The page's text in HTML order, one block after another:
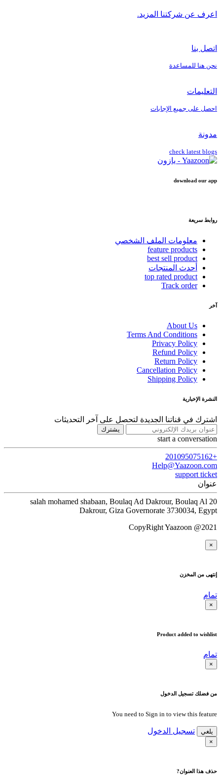
اعرف عن شركتنا المزيد.
اتصل بنا
نحن هنا للمساعدة
التعليمات
احصل على جميع الإجابات
مدونة
check latest blogs
download our app
روابط سريعة
معلومات الملف الشخصي
feature products
best sell product
أحدث المنتجات
top rated product
Track order
آخر
About Us
Terms And Conditions
Privacy Policy
Refund Policy
Return Policy
Cancellation Policy
Shipping Policy
النشرة الإخبارية
اشترك في قناتنا الجديدة لتحصل على آخر التحديثات
يشترك
start a conversation
+201095075162
Help@Yaazoon.com
support ticket
عنوان
20 salah mohamed shabaan, Boulaq Ad Dakrour, Boulaq Al
Dakrour, Giza Governorate 3730034, Egypt
CopyRight Yaazoon @2021
×
إنتهى من المخزن
تمام
×
Product added to wishlist
تمام
×
من فضلك تسجيل الدخول
You need to Sign in to view this feature
يلغي تسجيل الدخول
×
حذف هذا العنوان?